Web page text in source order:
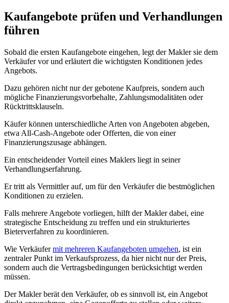
Kaufangebote prüfen und Verhandlungen
führen
Sobald die ersten Kaufangebote eingehen, legt der Makler sie dem
Verkäufer vor und erläutert die wichtigsten Konditionen jedes
Angebots.
Dazu gehören nicht nur der gebotene Kaufpreis, sondern auch
mögliche Finanzierungsvorbehalte, Zahlungsmodalitäten oder
Rücktrittsklauseln.
Käufer können unterschiedliche Arten von Angeboten abgeben,
etwa All-Cash-Angebote oder Offerten, die von einer
Finanzierungszusage abhängen.
Ein entscheidender Vorteil eines Maklers liegt in seiner
Verhandlungserfahrung.
Er tritt als Vermittler auf, um für den Verkäufer die bestmöglichen
Konditionen zu erzielen.
Falls mehrere Angebote vorliegen, hilft der Makler dabei, eine
strategische Entscheidung zu treffen und ein strukturiertes
Bieterverfahren zu koordinieren.
Wie Verkäufermit mehreren Kaufangeboten umgehen, ist ein
zentraler Punkt im Verkaufsprozess, da hier nicht nur der Preis,
sondern auch die Vertragsbedingungen berücksichtigt werden
müssen.
Der Makler berät den Verkäufer, ob es sinnvoll ist, ein Angebot